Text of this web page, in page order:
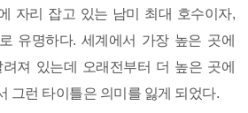
자리 잡고 있는 남미 최대 호수이자,
유명하다. 세계에서 가장 높은 곳에
져 있는데 오래전부터 더 높은 곳에
그런 타이틀은 의미를 잃게 되었다.